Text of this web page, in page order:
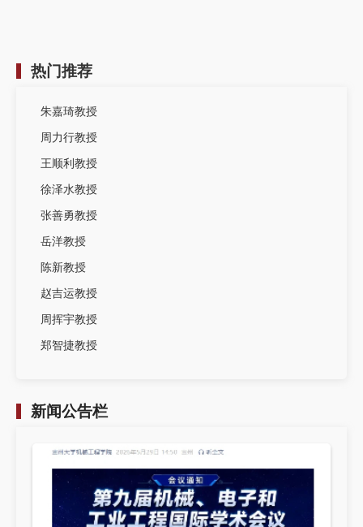
热门推荐
朱嘉琦教授
周力行教授
王顺利教授
徐泽水教授
张善勇教授
岳洋教授
陈新教授
赵吉运教授
周挥宇教授
郑智捷教授
新闻公告栏